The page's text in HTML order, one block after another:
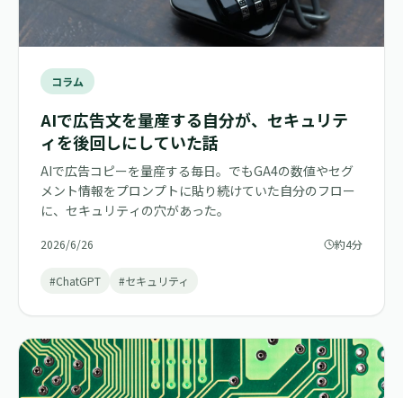
コラム
AIで広告文を量産する自分が、セキュリテ
ィを後回しにしていた話
AIで広告コピーを量産する毎日。でもGA4の数値やセグ
メント情報をプロンプトに貼り続けていた自分のフロー
に、セキュリティの穴があった。
2026/6/26 約4分
#ChatGPT #セキュリティ